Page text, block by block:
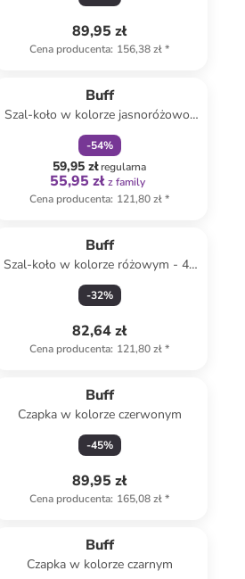
89,95 zł
Cena producenta: 156,38 zł*
Buff
Szal-koło w kolorze jasnoróżowo-
fioletowym - szer. 21 cm
-54%
59,95 złregularna
55,95 zł z family
Cena producenta: 121,80 zł*
Buff
Szal-koło w kolorze różowym - 49
x 29 cm
-32%
82,64 zł
Cena producenta: 121,80 zł*
Buff
Czapka w kolorze czerwonym
-45%
89,95 zł
Cena producenta: 165,08 zł*
Buff
Czapka w kolorze czarnym